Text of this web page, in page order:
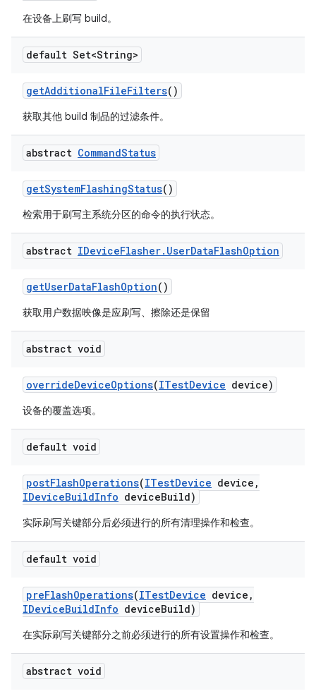
在设备上刷写 build。
default Set<String>
getAdditionalFileFilters()
获取其他 build 制品的过滤条件。
abstract CommandStatus
getSystemFlashingStatus()
检索用于刷写主系统分区的命令的执行状态。
abstract IDeviceFlasher. UserDataFlashOption
getUserDataFlashOption()
获取用户数据映像是应刷写、擦除还是保留
abstract void
overrideDeviceOptions(ITestDevice device)
设备的覆盖选项。
default void
postFlashOperations(ITestDevice device ,
IDeviceBuildInfo deviceBuild)
实际刷写关键部分后必须进行的所有清理操作和检查。
default void
preFlashOperations(ITestDevice device ,
IDeviceBuildInfo deviceBuild)
在实际刷写关键部分之前必须进行的所有设置操作和检查。
abstract void